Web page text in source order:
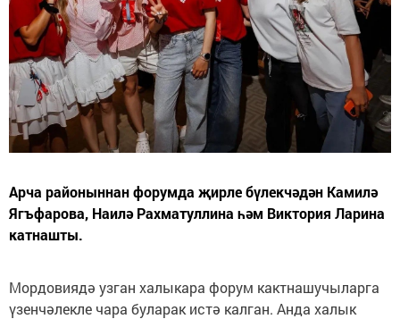
Арча районыннан форумда җирле бүлекчәдән Камилә
Ягъфарова, Наилә Рахматуллина һәм Виктория Ларина
катнашты.
Мордовиядә узган халыкара форум кактнашучыларга
үзенчәлекле чара буларак истә калган. Анда халык